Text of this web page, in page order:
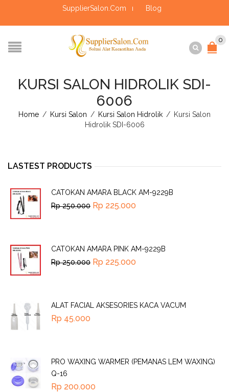
SupplierSalon.Com Blog
0
KURSI SALON HIDROLIK SDI-
6006
Home / Kursi Salon / Kursi Salon Hidrolik / Kursi Salon
Hidrolik SDI-6006
LASTEST PRODUCTS
CATOKAN AMARA BLACK AM-9229B
Rp250.000 Rp 225.000
CATOKAN AMARA PINK AM-9229B
Rp250.000 Rp 225.000
ALAT FACIAL AKSESORIES KACA VACUM
Rp 45.000
PRO WAXING WARMER (PEMANAS LEM WAXING)
Q-16
Rp 200.000